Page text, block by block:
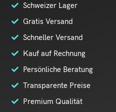
Schweizer Lager
Gratis Versand
Schneller Versand
Kauf auf Rechnung
Persönliche Beratung
Transparente Preise
Premium Qualität